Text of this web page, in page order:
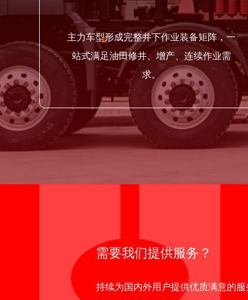
主力车型形成完整井下作业装备矩阵，一
站式满足油田修井、增产、连续作业需
求。
需要我们提供服务？
持续为国内外用户提供优质满意的